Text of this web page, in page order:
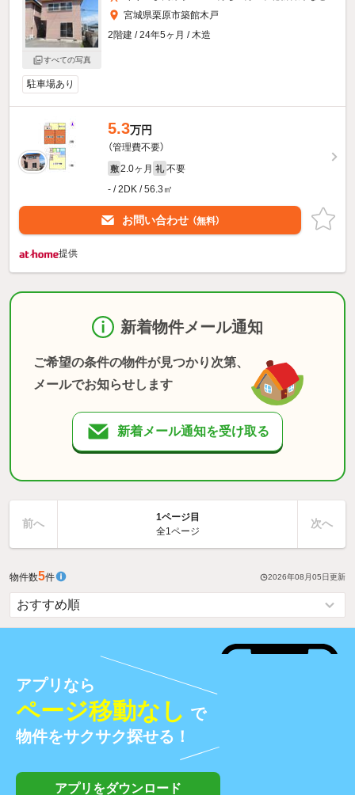
すべての写真
宮城県栗原市築館木戸
2階建 / 24年5ヶ月 / 木造
駐車場あり
5.3万円
（管理費不要）
敷 2.0ヶ月 礼 不要
- / 2DK / 56.3㎡
お問い合わせ （無料）
提供
新着物件メール通知
ご希望の条件の物件が見つかり次第、
メールでお知らせします
新着メール通知を受け取る
前へ
1ページ目
全1ページ
次へ
物件数5件 2026年08月05日更新
アプリなら
ページ移動なし で
物件をサクサク探せる！
アプリをダウンロード